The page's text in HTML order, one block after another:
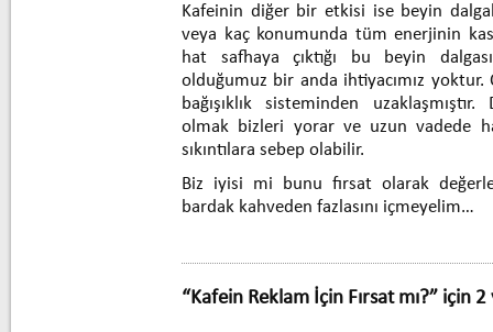
Kafeinin diğer bir etkisi ise beyin
veya kaç konumunda tüm enerjinin
hat safhaya çıktığı bu beyin
olduğumuz bir anda ihtiyacımız
bağışıklık sisteminden
olmak bizleri yorar ve uzun vadede
sıkıntılara sebep olabilir.
Biz iyisi mi bunu fırsat olarak
bardak kahveden fazlasını içmeyelim…
“Kafein Reklam İçin Fırsat mı?” için 2